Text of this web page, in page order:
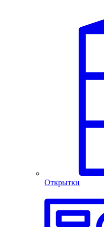
Открытки